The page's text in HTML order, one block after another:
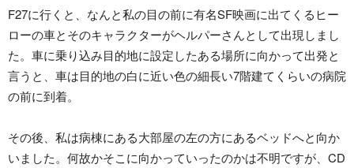
F27に行くと、なんと私の目の前に有名SF映画に出てくるヒー
ローの車とそのキャラクターがヘルパーさんとして出現しまし
た。車に乗り込み目的地に設定したある場所に向かって出発と
言うと、車は目的地の白に近い色の細長い7階建てくらいの病院
の前に到着。
その後、私は病棟にある大部屋の左の方にあるベッドへと向か
いました。何故かそこに向かっていったのかは不明ですが、CD